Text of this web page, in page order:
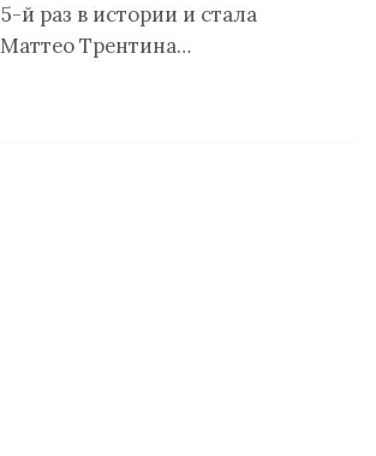
й раз в истории и стала
Трентина…